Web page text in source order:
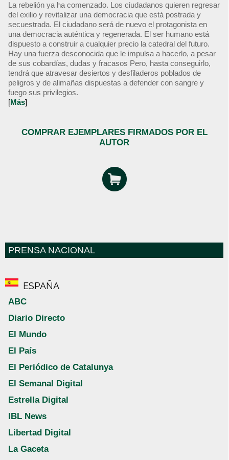
La rebelión ya ha comenzado. Los ciudadanos quieren regresar
del exilio y revitalizar una democracia que está postrada y
secuestrada. El ciudadano será de nuevo el protagonista en
una democracia auténtica y regenerada. El ser humano está
dispuesto a construir a cualquier precio la catedral del futuro.
Hay una fuerza desconocida que le impulsa a hacerlo, a pesar
de sus cobardías, dudas y fracasos Pero, hasta conseguirlo,
tendrá que atravesar desiertos y desfiladeros poblados de
peligros y de alimañas dispuestas a defender con sangre y
fuego sus privilegios.
[Más]
COMPRAR EJEMPLARES FIRMADOS POR EL
AUTOR
PRENSA NACIONAL
ESPAÑA
ABC
Diario Directo
El Mundo
El País
El Periódico de Catalunya
El Semanal Digital
Estrella Digital
IBL News
Libertad Digital
La Gaceta